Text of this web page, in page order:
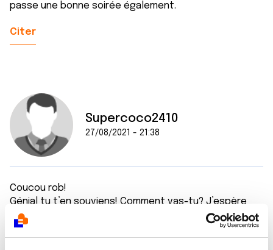
passe une bonne soirée également.
Citer
Supercoco2410
27/08/2021 - 21:38
Coucou rob!
Génial tu t’en souviens! Comment vas-tu? J’espère
que tu as découvert de nouveaux fromages à
déguster, c’est bon pour le corps et la tête :)